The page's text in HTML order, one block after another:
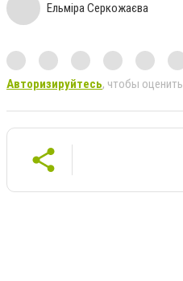
Ельміра Серкожаєва
Авторизируйтесь, чтобы оценить